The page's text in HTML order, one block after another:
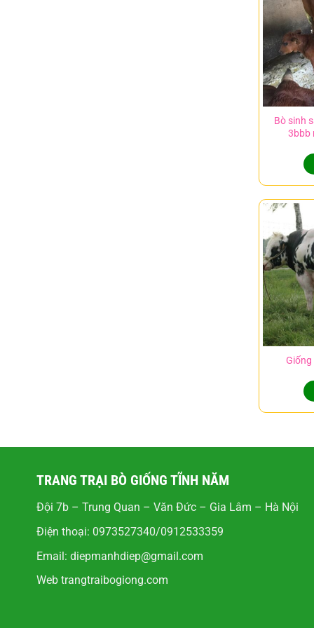
Bò sinh
3bbb
Giống
TRANG TRẠI BÒ GIỐNG TĨNH NĂM
Đội 7b – Trung Quan – Văn Đức – Gia Lâm – Hà Nội
Điện thoại: 0973527340/0912533359
Email: diepmanhdiep@gmail.com
Web trangtraibogiong.com